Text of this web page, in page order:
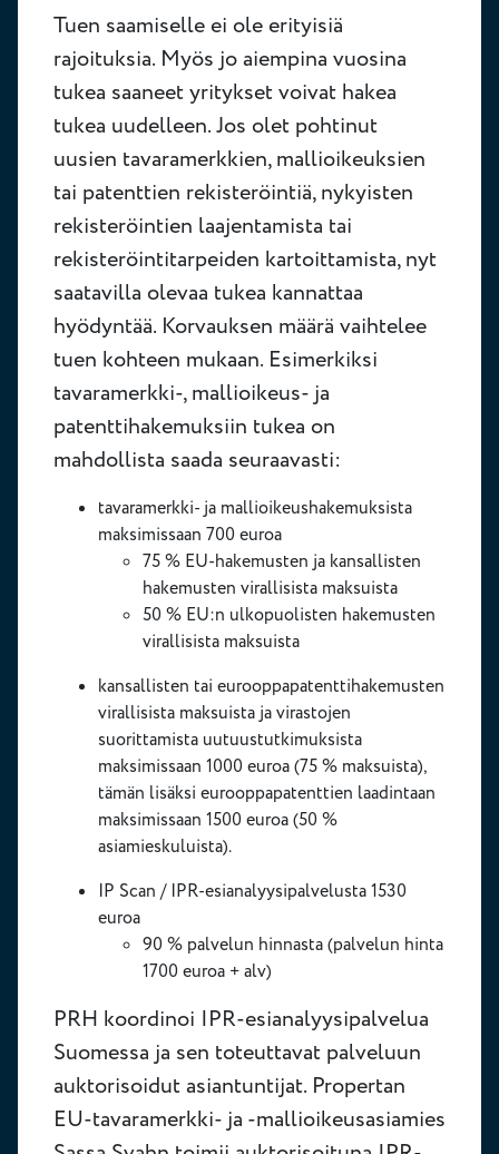
Tuen saamiselle ei ole erityisiä
rajoituksia. Myös jo aiempina vuosina
tukea saaneet yritykset voivat hakea
tukea uudelleen. Jos olet pohtinut
uusien tavaramerkkien, mallioikeuksien
tai patenttien rekisteröintiä, nykyisten
rekisteröintien laajentamista tai
rekisteröintitarpeiden kartoittamista, nyt
saatavilla olevaa tukea kannattaa
hyödyntää. Korvauksen määrä vaihtelee
tuen kohteen mukaan. Esimerkiksi
tavaramerkki-, mallioikeus- ja
patenttihakemuksiin tukea on
mahdollista saada seuraavasti:
tavaramerkki- ja mallioikeushakemuksista
maksimissaan 700 euroa
75 % EU-hakemusten ja kansallisten
hakemusten virallisista maksuista
50 % EU:n ulkopuolisten hakemusten
virallisista maksuista
kansallisten tai eurooppapatenttihakemusten
virallisista maksuista ja virastojen
suorittamista uutuustutkimuksista
maksimissaan 1000 euroa (75 % maksuista),
tämän lisäksi eurooppapatenttien laadintaan
maksimissaan 1500 euroa (50 %
asiamieskuluista).
IP Scan / IPR-esianalyysipalvelusta 1530
euroa
90 % palvelun hinnasta (palvelun hinta
1700 euroa + alv)
PRH koordinoi IPR-esianalyysipalvelua
Suomessa ja sen toteuttavat palveluun
auktorisoidut asiantuntijat. Propertan
EU-tavaramerkki- ja -mallioikeusasiamies